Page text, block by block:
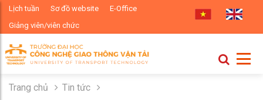
Lịch tuần Sơ đồ website
E-Office
Giảng viên/viên chức
Trang chủ Tin tức